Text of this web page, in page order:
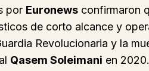
por Euronews confirmaron
de corto alcance y
Revolucionaria y la
Qasem Soleimani en 2020.